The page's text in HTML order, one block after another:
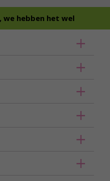
hebben het wel